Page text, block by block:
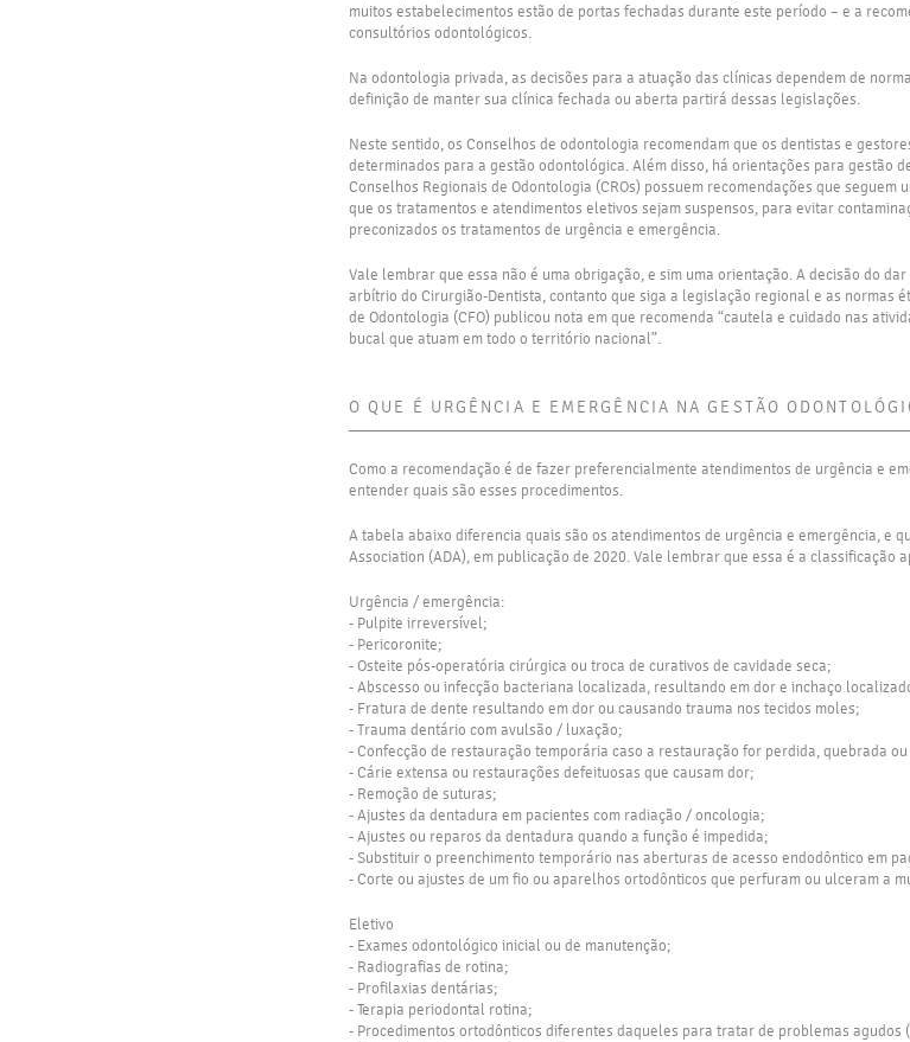
muitos estabelecimentos estão de portas fechadas durante este período – e a
consultórios odontológicos.
Na odontologia privada, as decisões para a atuação das clínicas dependem de
definição de manter sua clínica fechada ou aberta partirá dessas legislações.
Neste sentido, os Conselhos de odontologia recomendam que os dentistas e
determinados para a gestão odontológica. Além disso, há orientações para gestão
Conselhos Regionais de Odontologia (CROs) possuem recomendações que
que os tratamentos e atendimentos eletivos sejam suspensos, para evitar
preconizados os tratamentos de urgência e emergência.
Vale lembrar que essa não é uma obrigação, e sim uma orientação. A decisão do
arbítrio do Cirurgião-Dentista, contanto que siga a legislação regional e as normas
de Odontologia (CFO) publicou nota em que recomenda “cautela e cuidado nas
bucal que atuam em todo o território nacional”.
O QUE É URGÊNCIA E EMERGÊNCIA NA GESTÃO
Como a recomendação é de fazer preferencialmente atendimentos de urgência e
entender quais são esses procedimentos.
A tabela abaixo diferencia quais são os atendimentos de urgência e emergência, e
Association (ADA), em publicação de 2020. Vale lembrar que essa é a classificação
Urgência / emergência:
- Pulpite irreversível;
- Pericoronite;
- Osteite pós-operatória cirúrgica ou troca de curativos de cavidade seca;
- Abscesso ou infecção bacteriana localizada, resultando em dor e inchaço
- Fratura de dente resultando em dor ou causando trauma nos tecidos moles;
- Trauma dentário com avulsão / luxação;
- Confecção de restauração temporária caso a restauração for perdida, quebrada
- Cárie extensa ou restaurações defeituosas que causam dor;
- Remoção de suturas;
- Ajustes da dentadura em pacientes com radiação / oncologia;
- Ajustes ou reparos da dentadura quando a função é impedida;
- Substituir o preenchimento temporário nas aberturas de acesso endodôntico em
- Corte ou ajustes de um fio ou aparelhos ortodônticos que perfuram ou ulceram a
Eletivo
- Exames odontológico inicial ou de manutenção;
- Radiografias de rotina;
- Profilaxias dentárias;
- Terapia periodontal rotina;
- Procedimentos ortodônticos diferentes daqueles para tratar de problemas agudos